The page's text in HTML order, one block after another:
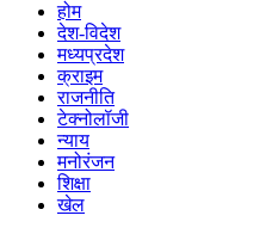
होम
देश-विदेश
मध्यप्रदेश
क्राइम
राजनीति
टेक्नोलॉजी
न्याय
मनोरंजन
शिक्षा
खेल